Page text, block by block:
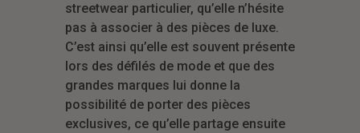
streetwear particulier, qu’elle n’hésite
pas à associer à des pièces de luxe.
C’est ainsi qu’elle est souvent présente
lors des défilés de mode et que des
grandes marques lui donne la
possibilité de porter des pièces
exclusives, ce qu’elle partage ensuite